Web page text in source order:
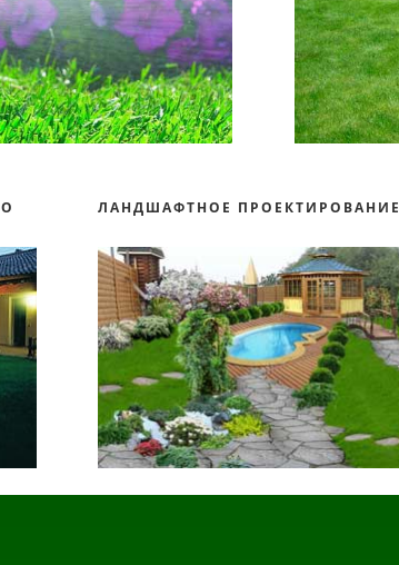
ЛАНДШАФТНОЕ ПРОЕКТИРОВАНИЕ